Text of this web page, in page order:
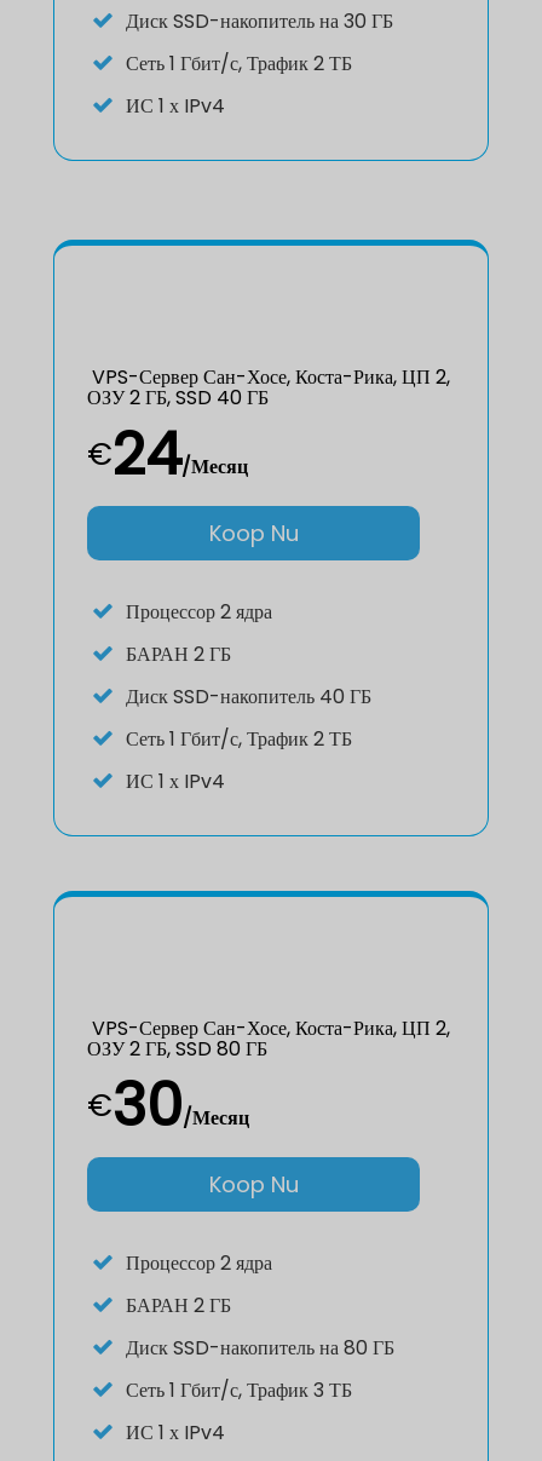
ДискSSD-накопитель на 30 ГБ
Сеть1 Гбит/с, Трафик 2 ТБ
ИС 1 х IPv4
VPS-Сервер Сан-Хосе, Коста-Рика, ЦП 2,
ОЗУ 2 ГБ, SSD 40 ГБ
€24/Месяц
Koop Nu
Процессор2 ядра
БАРАН 2 ГБ
ДискSSD-накопитель 40 ГБ
Сеть1 Гбит/с, Трафик 2 ТБ
ИС 1 х IPv4
VPS-Сервер Сан-Хосе, Коста-Рика, ЦП 2,
ОЗУ 2 ГБ, SSD 80 ГБ
€30/Месяц
Koop Nu
Процессор2 ядра
БАРАН 2 ГБ
ДискSSD-накопитель на 80 ГБ
Сеть1 Гбит/с, Трафик 3 ТБ
ИС 1 х IPv4